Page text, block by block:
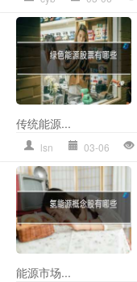
传统能源...
lsn 03-06
能源市场...